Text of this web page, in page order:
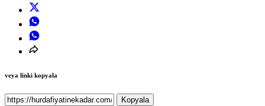
veya linki kopyala
Kopyala